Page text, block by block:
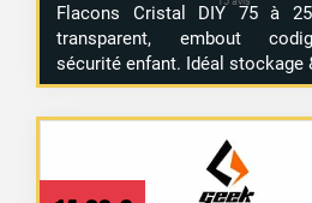
Flacons Cristal DIY 75 à
transparent, embout
sécurité enfant. Idéal stockage